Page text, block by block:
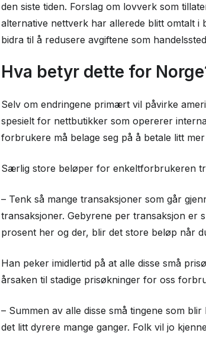
den siste tiden. Forslag om lovverk som
alternative nettverk har allerede blitt omtalt i
bidra til å redusere avgiftene som
Hva betyr dette for
Selv om endringene primært vil påvirke
spesielt for nettbutikker som opererer
forbrukere må belage seg på å betale litt
Særlig store beløper for enkeltforbrukeren
– Tenk så mange transaksjoner som går
transaksjoner. Gebyrene per transaksjon er
prosent her og der, blir det store beløp når
Han peker imidlertid på at alle disse små
årsaken til stadige prisøkninger for oss
– Summen av alle disse små tingene som
det litt dyrere mange ganger. Folk vil jo